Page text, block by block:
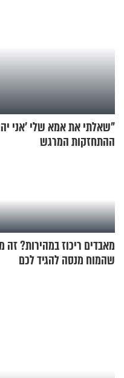
"שאלתי את אמא שלי 'אני
ההתחזקות המרגש
מאבדים ריכוז במהירות? זה
שהמוח מנסה להגיד לכם